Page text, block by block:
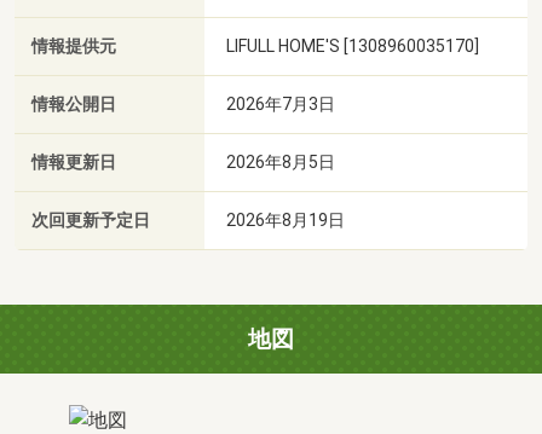
情報提供元 LIFULL HOME'S [1308960035170]
情報公開日 2026年7月3日
情報更新日 2026年8月5日
次回更新予定日 2026年8月19日
地図